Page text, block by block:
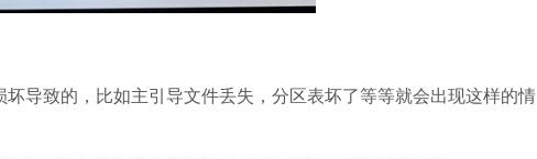
导致的，比如主引导文件丢失，分区表坏了等等就会出现这样的情